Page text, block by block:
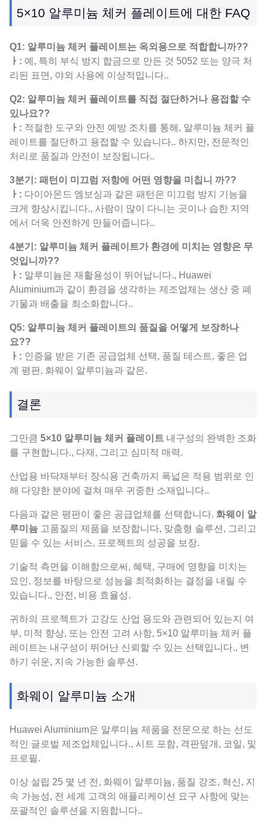
5×10 알루미늄 체커 플레이트에 대한 FAQ
Q1: 알루미늄 체커 플레이트는 옥외용으로 적합합니까??
ㅏ: 예, 특히 부식 방지 합금으로 만든 것 5052 또는 양극 처
리된 표면, 야외 사용에 이상적입니다..
Q2: 알루미늄 체커 플레이트를 직접 절단하거나 용접할 수
있나요??
ㅏ: 적절한 도구와 안전 예방 조치를 통해, 알루미늄 체커 플
레이트를 절단하고 용접할 수 있습니다.. 하지만, 전문적인
처리로 품질과 안전이 보장됩니다..
3분기: 패턴이 미끄럼 저항에 어떤 영향을 미칩니 까??
ㅏ: 다이아몬드 엠보싱과 같은 패턴은 미끄럼 방지 기능을
크게 향상시킵니다., 사람이 많이 다니는 곳이나 습한 지역
에서 더욱 안전하게 만들어줍니다..
4분기: 알루미늄 체커 플레이트가 환경에 미치는 영향은 무
엇입니까??
ㅏ: 알루미늄은 재활용성이 뛰어납니다., Huawei
Aluminium과 같이 환경을 생각하는 제조업체는 생산 중 폐
기물과 배출을 최소화합니다..
Q5: 알루미늄 체커 플레이트의 품질을 어떻게 보장하나
요??
ㅏ: 인증을 받은 기존 공급업체 선택, 품질 테스트, 좋은 업
계 평판, 화웨이 알루미늄과 같은.
결론
그만큼 5×10 알루미늄 체커 플레이트 내구성의 완벽한 조화
를 구현합니다., 다재, 그리고 심미적 매력.
산업용 바닥재부터 장식용 건축까지 폭넓은 적용 범위로 인
해 다양한 분야에 걸쳐 매우 귀중한 소재입니다..
다음과 같은 평판이 좋은 공급업체를 선택합니다. 화웨이 알
루미늄 고품질의 제품을 보장합니다, 맞춤형 솔루션, 그리고
믿을 수 있는 서비스, 프로젝트의 성공을 보장.
기술적 측면을 이해함으로써, 혜택, 구매에 영향을 미치는
요인, 정보를 바탕으로 성능을 최적화하는 결정을 내릴 수
있습니다., 안전, 비용 효율성.
귀하의 프로젝트가 고강도 산업 용도와 관련되어 있는지 여
부, 미적 향상, 또는 안전 고려 사항, 5×10 알루미늄 체커 플
레이트는 내구성이 뛰어난 신뢰할 수 있는 선택입니다., 변
하기 쉬운, 지속 가능한 솔루션.
화웨이 알루미늄 소개
Huawei Aluminium은 알루미늄 제품을 전문으로 하는 선도
적인 글로벌 제조업체입니다., 시트 포함, 격판덮개, 코일, 및
프로필.
이상 설립 25 몇 년 전, 화웨이 알루미늄, 품질 강조, 혁신, 지
속 가능성, 전 세계 고객의 애플리케이션 요구 사항에 맞는
포괄적인 솔루션을 지원합니다..